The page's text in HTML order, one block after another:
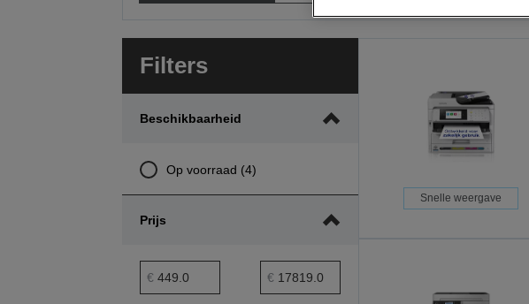
naar
Filters
Beschikbaarheid
Op voorraad (4)
Prijs
prijs minimumbereik
€ Maximumbereik prijs
€
Snelle weergave